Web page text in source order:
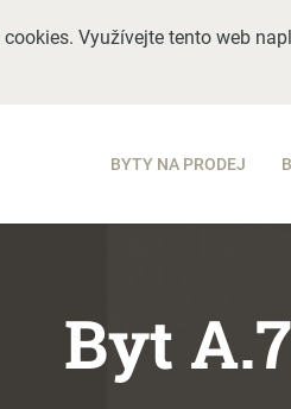
Využívejte tento web
BYTY NA PRODEJ
Byt A.7